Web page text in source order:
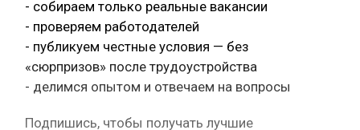
- собираем только реальные вакансии
- проверяем работодателей
- публикуем честные условия — без
«сюрпризов» после трудоустройства
- делимся опытом и отвечаем на вопросы
Подпишись, чтобы получать лучшие